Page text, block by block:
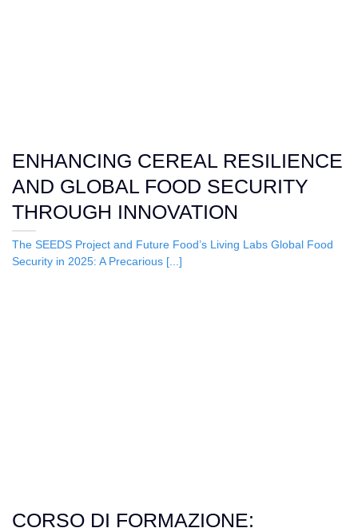
ENHANCING CEREAL RESILIENCE
AND GLOBAL FOOD SECURITY
THROUGH INNOVATION
The SEEDS Project and Future Food’s Living Labs Global Food
Security in 2025: A Precarious [...]
CORSO DI FORMAZIONE: